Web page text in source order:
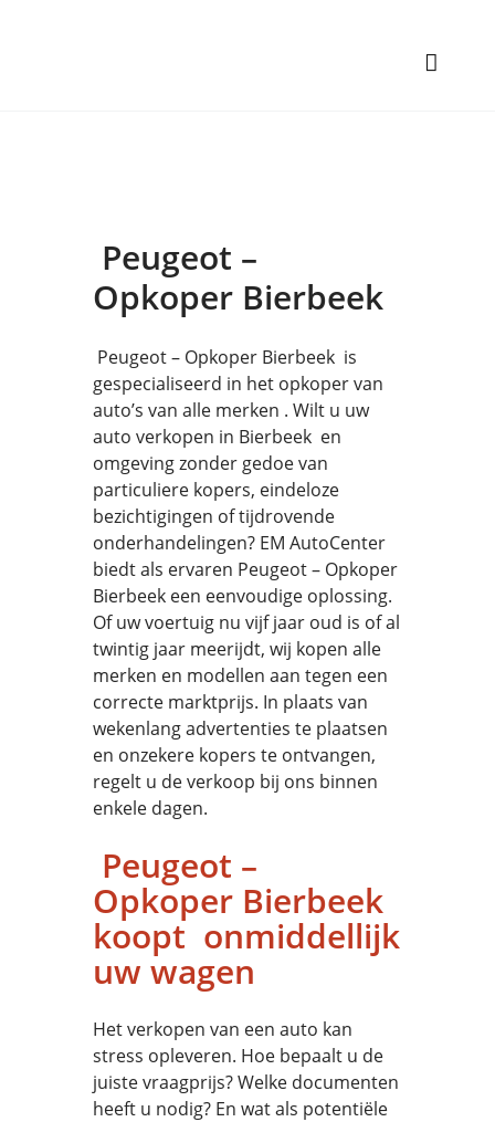
Peugeot –
Opkoper Bierbeek
Peugeot – Opkoper Bierbeek is
gespecialiseerd in het opkoper van
auto’s van alle merken . Wilt u uw
auto verkopen in Bierbeek en
omgeving zonder gedoe van
particuliere kopers, eindeloze
bezichtigingen of tijdrovende
onderhandelingen? EM AutoCenter
biedt als ervaren Peugeot – Opkoper
Bierbeek een eenvoudige oplossing.
Of uw voertuig nu vijf jaar oud is of al
twintig jaar meerijdt, wij kopen alle
merken en modellen aan tegen een
correcte marktprijs. In plaats van
wekenlang advertenties te plaatsen
en onzekere kopers te ontvangen,
regelt u de verkoop bij ons binnen
enkele dagen.
Peugeot –
Opkoper Bierbeek
koopt onmiddellijk
uw wagen
Het verkopen van een auto kan
stress opleveren. Hoe bepaalt u de
juiste vraagprijs? Welke documenten
heeft u nodig? En wat als potentiële